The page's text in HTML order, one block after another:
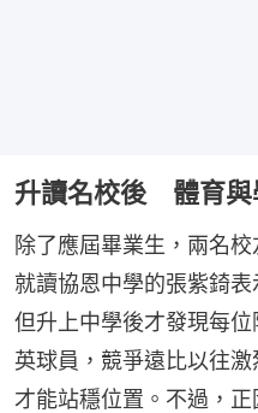
升讀名校後 體育與
除了應屆畢業生，兩名
就讀協恩中學的張紫錡
但升上中學後才發現每
英球員，競爭遠比以往
才能站穩位置。不過，